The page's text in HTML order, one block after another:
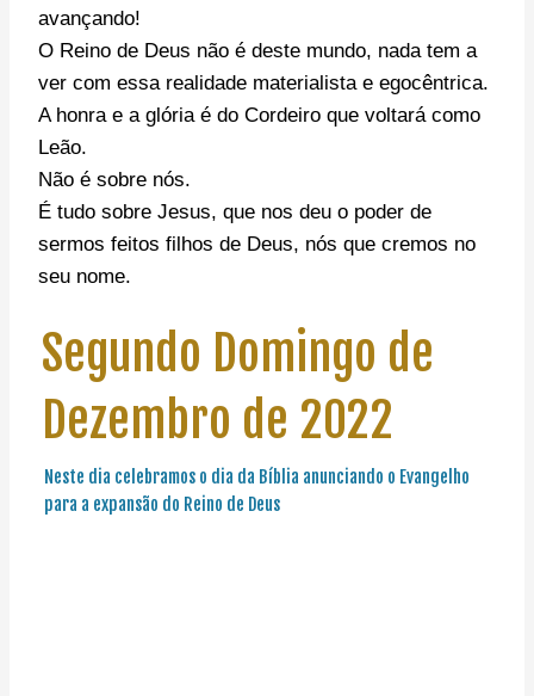
avançando!
O Reino de Deus não é deste mundo, nada tem a
ver com essa realidade materialista e egocêntrica.
A honra e a glória é do Cordeiro que voltará como
Leão.
Não é sobre nós.
É tudo sobre Jesus, que nos deu o poder de
sermos feitos filhos de Deus, nós que cremos no
seu nome.
Segundo Domingo de
Dezembro de 2022
Neste dia celebramos o dia da Bíblia anunciando o Evangelho
para a expansão do Reino de Deus